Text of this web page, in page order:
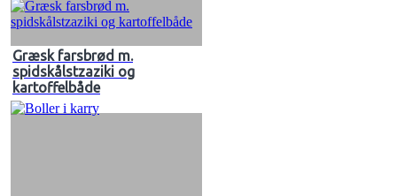
Græsk farsbrød m.
spidskålstzaziki og
kartoffelbåde